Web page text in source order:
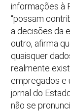
informações à
“possam
a decisões da
outro, afirma
quaisquer
realmente
empregados e
jornal do
não se